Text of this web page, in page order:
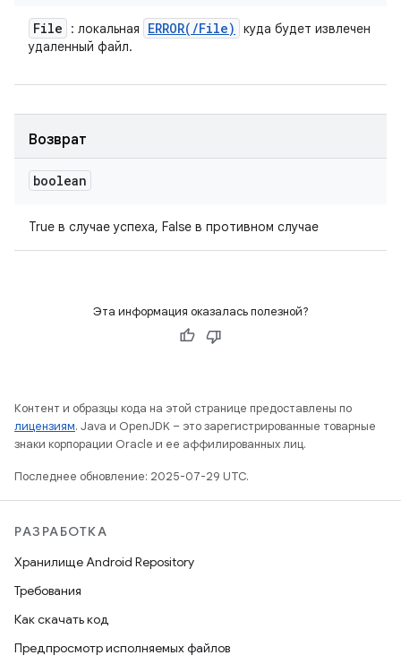
File : локальная ERROR( /File)
куда будет извлечен
удаленный файл.
Возврат
boolean
True в случае успеха, False в противном случае
Эта информация оказалась полезной?
Контент и образцы кода на этой странице предоставлены по
лицензиям. Java и OpenJDK – это зарегистрированные товарные
знаки корпорации Oracle и ее аффилированных лиц.
Последнее обновление: 2025-07-29 UTC.
РАЗРАБОТКА
Хранилище Android Repository
Требования
Как скачать код
Предпросмотр исполняемых файлов